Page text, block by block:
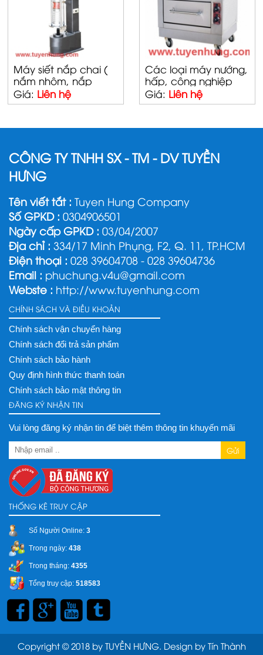
Máy siết nắp chai (
nắm nhôm, nắp
nhựa)
Giá: Liên hệ
Các loại máy nướng,
hấp, công nghiệp
Giá: Liên hệ
CÔNG TY TNHH SX - TM - DV TUYỀN
HƯNG
Tên viết tắt : Tuyen Hung Company
Số GPKD : 0304906501
Ngày cấp GPKD : 03/04/2007
Địa chỉ : 334/17 Minh Phụng, F2, Q. 11, TP.HCM
Điện thoại : 028 39604708 - 028 39604736
Email : phuchung.v4u@gmail.com
Webste : http://www.tuyenhung.com
CHÍNH SÁCH VÀ ĐIỀU KHOẢN
Chính sách vận chuyển hàng
Chính sách đổi trả sản phẩm
Chính sách bảo hành
Quy định hình thức thanh toán
Chính sách bảo mật thông tin
ĐĂNG KÝ NHẬN TIN
Vui lòng đăng ký nhận tin để biệt thêm thông tin khuyến mãi
Gửi
THỐNG KÊ TRUY CẬP
Số Người Online: 3
Trong ngày: 438
Trong tháng: 4355
Tổng truy cập: 518583
Copyright © 2018 by TUYỀN HƯNG. Design by Tín Thành